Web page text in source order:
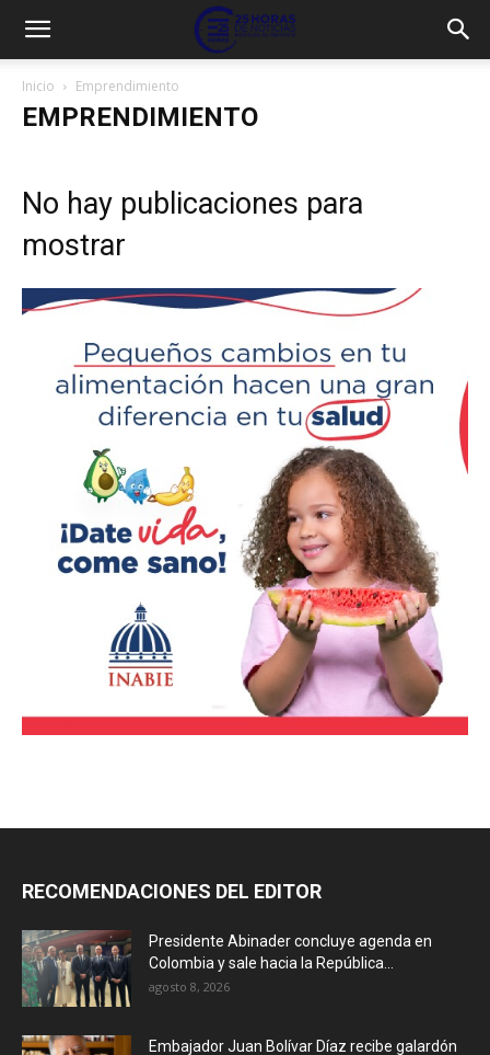
Inicio Emprendimiento
EMPRENDIMIENTO
No hay publicaciones para
mostrar
RECOMENDACIONES DEL EDITOR
Presidente Abinader concluye agenda en
Colombia y sale hacia la República...
agosto 8, 2026
Embajador Juan Bolívar Díaz recibe galardón